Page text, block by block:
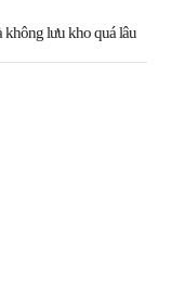
không lưu kho quá lâu